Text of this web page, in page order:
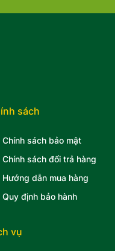
sách
Chính sách bảo mật
Chính sách đổi trả hàng
Hướng dẫn mua hàng
Quy định bảo hành
vụ